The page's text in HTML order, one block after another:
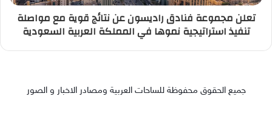
تعلن مجموعة فنادق راديسون عن نتائج قوية مع مواصلة
تنفيذ استراتيجية نموها في المملكة العربية السعودية
جميع الحقوق محفوظة للساحات العربية ومصادر الاخبار و الصور